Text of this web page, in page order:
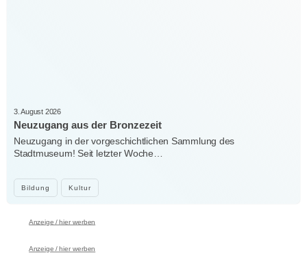
Bildung Kultur
3. August 2026
Neuzugang aus der Bronzezeit
Neuzugang in der vorgeschichtlichen Sammlung des
Stadtmuseum! Seit letzter Woche…
Anzeige / hier werben
Anzeige / hier werben